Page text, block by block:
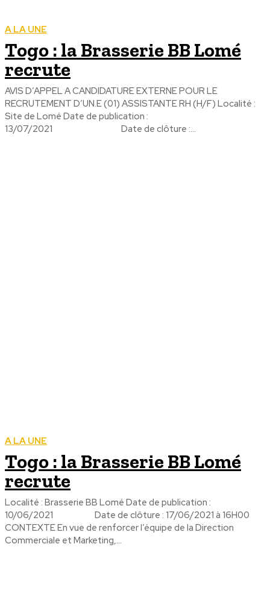
A LA UNE
Togo : la Brasserie BB Lomé
recrute
AVIS D’APPEL A CANDIDATURE EXTERNE POUR LE
RECRUTEMENT D’UN.E (01) ASSISTANTE RH (H/F) Localité :
Site de Lomé Date de publication :
13/07/2021 Date de clôture :...
A LA UNE
Togo : la Brasserie BB Lomé
recrute
Localité : Brasserie BB Lomé Date de publication :
10/06/2021 Date de clôture : 17/06/2021 à 16H00
CONTEXTE En vue de renforcer l’équipe de la Direction
Commerciale et Marketing,...